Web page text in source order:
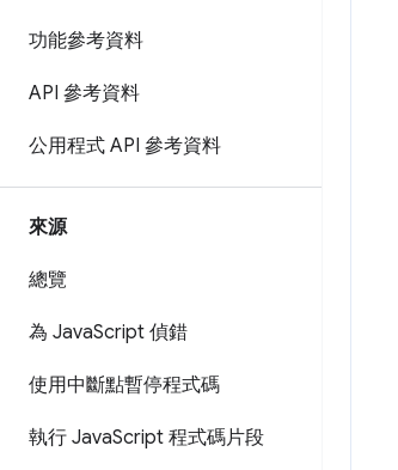
功能參考資料
API 參考資料
公用程式 API 參考資料
來源
總覽
為 JavaScript 偵錯
使用中斷點暫停程式碼
執行 JavaScript 程式碼片段